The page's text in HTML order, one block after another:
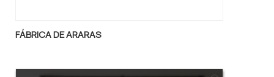
FÁBRICA DE ARARAS